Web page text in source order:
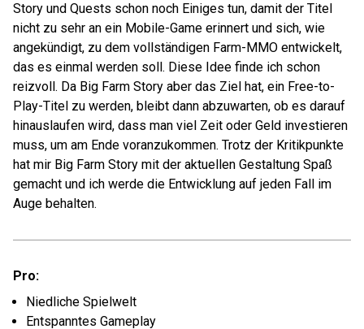
Story und Quests schon noch Einiges tun, damit der Titel
nicht zu sehr an ein Mobile-Game erinnert und sich, wie
angekündigt, zu dem vollständigen Farm-MMO entwickelt,
das es einmal werden soll. Diese Idee finde ich schon
reizvoll. Da Big Farm Story aber das Ziel hat, ein Free-to-
Play-Titel zu werden, bleibt dann abzuwarten, ob es darauf
hinauslaufen wird, dass man viel Zeit oder Geld investieren
muss, um am Ende voranzukommen. Trotz der Kritikpunkte
hat mir Big Farm Story mit der aktuellen Gestaltung Spaß
gemacht und ich werde die Entwicklung auf jeden Fall im
Auge behalten.
Pro:
Niedliche Spielwelt
Entspanntes Gameplay